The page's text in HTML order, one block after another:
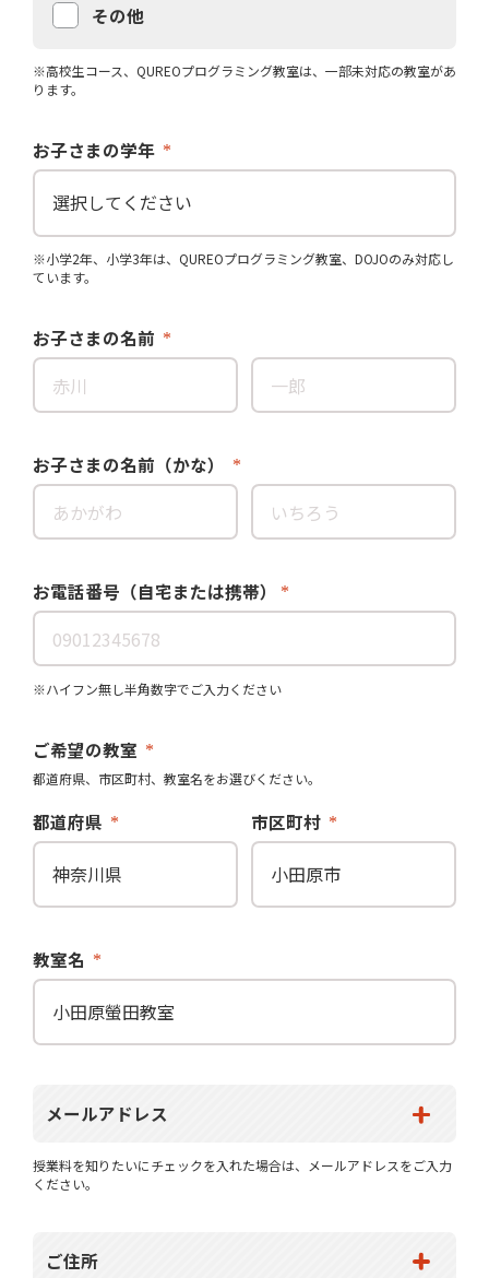
その他
※高校生コース、QUREOプログラミング教室は、一部未対応の教室があ
ります。
お子さまの学年
※小学2年、小学3年は、QUREOプログラミング教室、DOJOのみ対応し
ています。
お子さまの名前
お子さまの名前（かな）
お電話番号（自宅または携帯）
※ハイフン無し半角数字でご入力ください
ご希望の教室
都道府県、市区町村、教室名をお選びください。
都道府県 市区町村
教室名
メールアドレス
授業料を知りたいにチェックを入れた場合は、メールアドレスをご入力
ください。
ご住所